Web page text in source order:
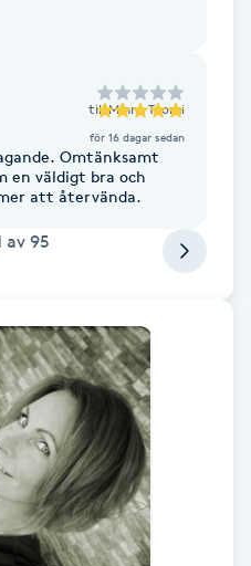
till Minna Tuomi
för 16 dagar sedan
Omtänksamt
en väldigt bra och
att återvända.
av 95